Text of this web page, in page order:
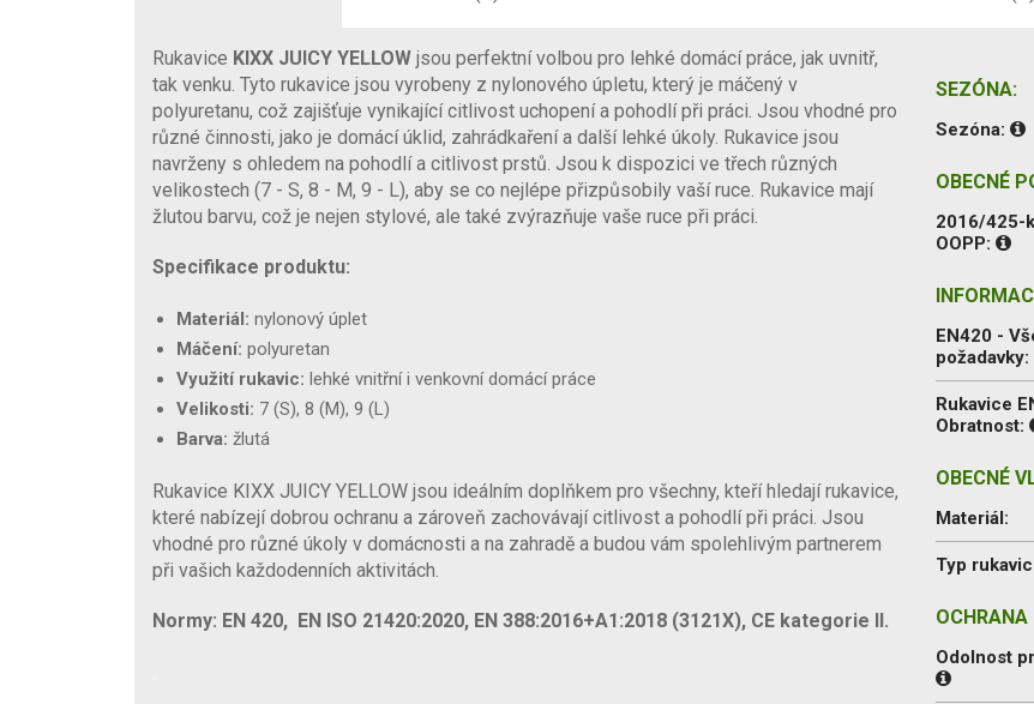
Rukavice KIXX JUICY YELLOW jsou perfektní volbou pro lehké domácí práce, jak uvnitř,
tak venku. Tyto rukavice jsou vyrobeny z nylonového úpletu, který je máčený v
polyuretanu, což zajišťuje vynikající citlivost uchopení a pohodlí při práci. Jsou vhodné pro
různé činnosti, jako je domácí úklid, zahrádkaření a další lehké úkoly. Rukavice jsou
navrženy s ohledem na pohodlí a citlivost prstů. Jsou k dispozici ve třech různých
velikostech (7 - S, 8 - M, 9 - L), aby se co nejlépe přizpůsobily vaší ruce. Rukavice mají
žlutou barvu, což je nejen stylové, ale také zvýrazňuje vaše ruce při práci.
Specifikace produktu:
Materiál: nylonový úplet
Máčení: polyuretan
Využití rukavic: lehké vnitřní i venkovní domácí práce
Velikosti: 7 (S), 8 (M), 9 (L)
Barva: žlutá
Rukavice KIXX JUICY YELLOW jsou ideálním doplňkem pro všechny, kteří hledají rukavice,
které nabízejí dobrou ochranu a zároveň zachovávají citlivost a pohodlí při práci. Jsou
vhodné pro různé úkoly v domácnosti a na zahradě a budou vám spolehlivým partnerem
při vašich každodenních aktivitách.
Normy: EN 420, EN ISO 21420:2020, EN 388:2016+A1:2018 (3121X), CE kategorie II.
SEZÓNA:
Sezóna:
OBECNÉ
2016/425-
OOPP:
EN420 -
požadavky:
Rukavice
Obratnost:
OBECNÉ
Materiál:
Typ
Odolnost